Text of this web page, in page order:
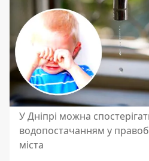
У Дніпрі можна
водопостачанням у
міста